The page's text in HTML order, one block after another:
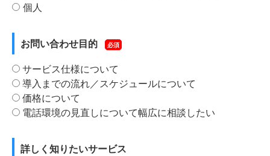
個人
お問い合わせ目的 必須
サービス仕様について
導入までの流れ／スケジュールについて
価格について
電話環境の見直しについて幅広に相談したい
詳しく知りたいサービス